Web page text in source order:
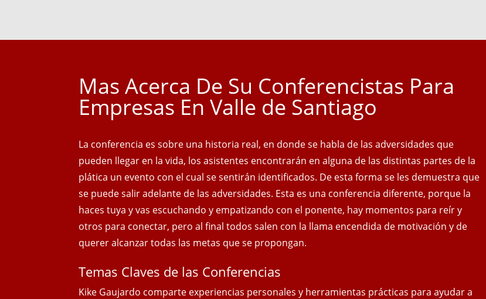
Mas Acerca De Su Conferencistas Para
Empresas En Valle de Santiago
La conferencia es sobre una historia real, en donde se habla de las adversidades que
pueden llegar en la vida, los asistentes encontrarán en alguna de las distintas partes de la
plática un evento con el cual se sentirán identificados. De esta forma se les demuestra que
se puede salir adelante de las adversidades. Esta es una conferencia diferente, porque la
haces tuya y vas escuchando y empatizando con el ponente, hay momentos para reír y
otros para conectar, pero al final todos salen con la llama encendida de motivación y de
querer alcanzar todas las metas que se propongan.
Temas Claves de las Conferencias
Kike Gaujardo comparte experiencias personales y herramientas prácticas para ayudar a